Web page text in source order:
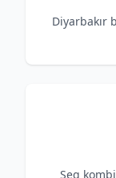
Diyarbakır
Seg